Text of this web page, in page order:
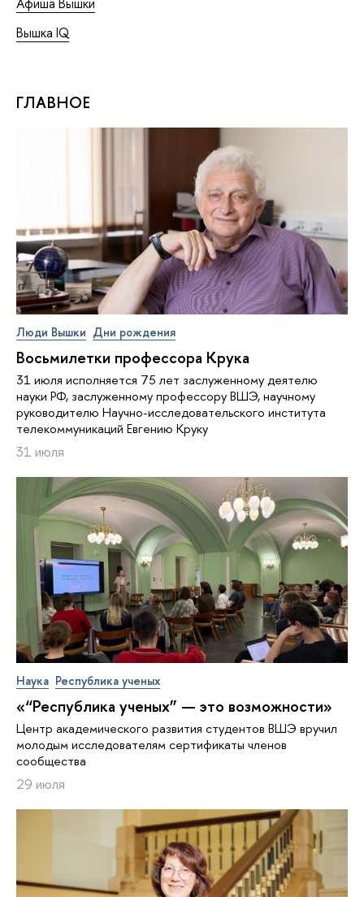
Вышка IQ
ГЛАВНОЕ
Люди Вышки Дни рождения
Восьмилетки профессора Крука
31 июля исполняется 75 лет заслуженному деятелю
науки РФ, заслуженному профессору ВШЭ, научному
руководителю Научно-исследовательского института
телекоммуникаций Евгению Круку
31 июля
Наука Республика ученых
«“Республика ученых” — это возможности»
Центр академического развития студентов ВШЭ вручил
молодым исследователям сертификаты членов
сообщества
29 июля